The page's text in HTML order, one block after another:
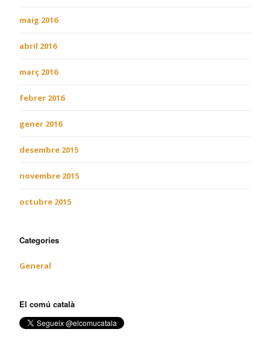
maig 2016
abril 2016
març 2016
febrer 2016
gener 2016
desembre 2015
novembre 2015
octubre 2015
Categories
General
El comú català